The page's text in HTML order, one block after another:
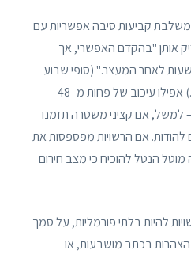
קביעות סיבה אפשריות עם
אותן "בהקדם האפשרי, אך
בשום מקרה לא יאוחר מ- 48 שעות לאחר המעצר." (סופי שבוע
נכללים בחישוב של 48 שעות.) אפילו עיכוב של פחות מ -48
למשל, אם קציני משטרה תזמנו
אם הרשויות מפספסות את
מוטל הנטל להוכיח כי מצב חירום
להיות בלתי פורמליות, על סמך
בכתב מושבעות, או